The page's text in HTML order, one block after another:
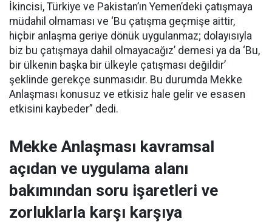
İkincisi, Türkiye ve Pakistan’ın Yemen’deki çatışmaya
müdahil olmaması ve ‘Bu çatışma geçmişe aittir,
hiçbir anlaşma geriye dönük uygulanmaz; dolayısıyla
biz bu çatışmaya dahil olmayacağız’ demesi ya da ‘Bu,
bir ülkenin başka bir ülkeyle çatışması değildir’
şeklinde gerekçe sunmasıdır. Bu durumda Mekke
Anlaşması konusuz ve etkisiz hale gelir ve esasen
etkisini kaybeder” dedi.
Mekke Anlaşması kavramsal
açıdan ve uygulama alanı
bakımından soru işaretleri ve
zorluklarla karşı karşıya